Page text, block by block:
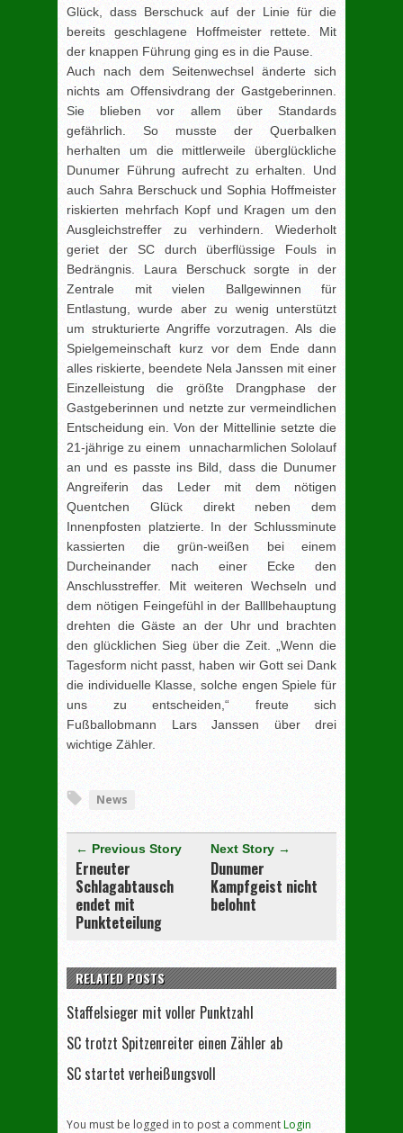
Glück, dass Berschuck auf der Linie für die
bereits geschlagene Hoffmeister rettete. Mit
der knappen Führung ging es in die Pause.
Auch nach dem Seitenwechsel änderte sich
nichts am Offensivdrang der Gastgeberinnen.
Sie blieben vor allem über Standards
gefährlich. So musste der Querbalken
herhalten um die mittlerweile überglückliche
Dunumer Führung aufrecht zu erhalten. Und
auch Sahra Berschuck und Sophia Hoffmeister
riskierten mehrfach Kopf und Kragen um den
Ausgleichstreffer zu verhindern. Wiederholt
geriet der SC durch überflüssige Fouls in
Bedrängnis. Laura Berschuck sorgte in der
Zentrale mit vielen Ballgewinnen für
Entlastung, wurde aber zu wenig unterstützt
um strukturierte Angriffe vorzutragen. Als die
Spielgemeinschaft kurz vor dem Ende dann
alles riskierte, beendete Nela Janssen mit einer
Einzelleistung die größte Drangphase der
Gastgeberinnen und netzte zur vermeindlichen
Entscheidung ein. Von der Mittellinie setzte die
21-jährige zu einem unnacharmlichen Sololauf
an und es passte ins Bild, dass die Dunumer
Angreiferin das Leder mit dem nötigen
Quentchen Glück direkt neben dem
Innenpfosten platzierte. In der Schlussminute
kassierten die grün-weißen bei einem
Durcheinander nach einer Ecke den
Anschlusstreffer. Mit weiteren Wechseln und
dem nötigen Feingefühl in der Balllbehauptung
drehten die Gäste an der Uhr und brachten
den glücklichen Sieg über die Zeit. „Wenn die
Tagesform nicht passt, haben wir Gott sei Dank
die individuelle Klasse, solche engen Spiele für
uns zu entscheiden,“ freute sich
Fußballobmann Lars Janssen über drei
wichtige Zähler.
News
← Previous Story
Erneuter
Schlagabtausch
endet mit
Punkteteilung
Next Story →
Dunumer
Kampfgeist nicht
belohnt
RELATED POSTS
Staffelsieger mit voller Punktzahl
SC trotzt Spitzenreiter einen Zähler ab
SC startet verheißungsvoll
You must be logged in to post a commentLogin